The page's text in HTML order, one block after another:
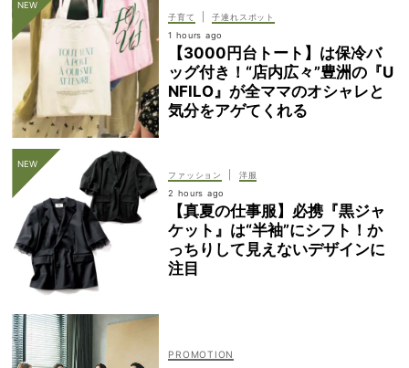
子育て
子連れスポット
1 hours ago
【3000円台トート】は保冷バ
ッグ付き！“店内広々”豊洲の『U
NFILO』が全ママのオシャレと
気分をアゲてくれる
ファッション
洋服
2 hours ago
【真夏の仕事服】必携『黒ジャ
ケット』は“半袖”にシフト！か
っちりして見えないデザインに
注目